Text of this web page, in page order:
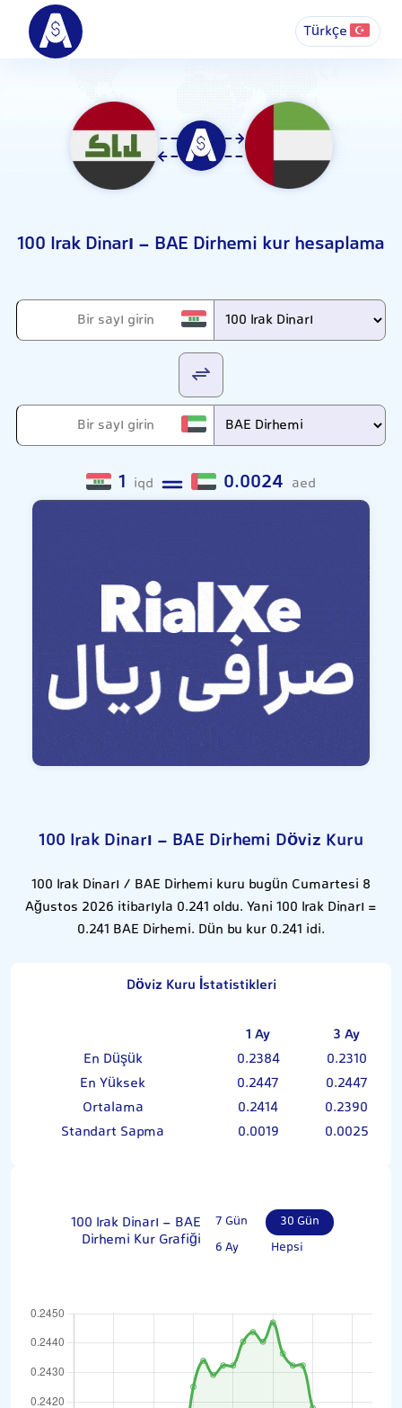
Türkçe
100 Irak Dinarı - BAE Dirhemi kur hesaplama
1 iqd 0.0024 aed
100 Irak Dinarı - BAE Dirhemi Döviz Kuru
100 Irak Dinarı / BAE Dirhemi kuru bugün Cumartesi 8
Ağustos 2026 itibarıyla 0.241 oldu. Yani 100 Irak Dinarı =
0.241 BAE Dirhemi. Dün bu kur 0.241 idi.
Döviz Kuru İstatistikleri
1 Ay
3 Ay
En Düşük
0.2384
0.2310
En Yüksek
0.2447
0.2447
Ortalama
0.2414
0.2390
Standart Sapma
0.0019 0.0025
100 Irak Dinarı - BAE
Dirhemi Kur Grafiği
7 Gün
30 Gün
6 Ay
Hepsi